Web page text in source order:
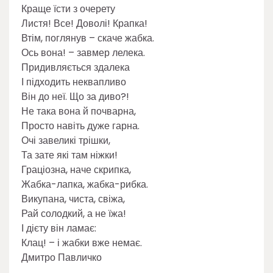
Краще їсти з очерету
Листя! Все! Доволі! Крапка!
Втім, поглянув – скаче жабка.
Ось вона! – завмер лелека.
Придивляється здалека
І підходить неквапливо
Він до неї. Що за диво?!
Не така вона й почварна,
Просто навіть дуже гарна.
Очі завеликі трішки,
Та зате які там ніжки!
Граціозна, наче скрипка,
Жабка-лапка, жабка-рибка.
Викупана, чиста, свіжа,
Рай солодкий, а не їжа!
І дієту він ламає:
Клац! – і жабки вже немає.
Дмитро Павличко